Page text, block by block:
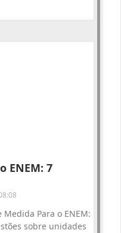
ENEM: 7
Para o ENEM:
sobre unidades